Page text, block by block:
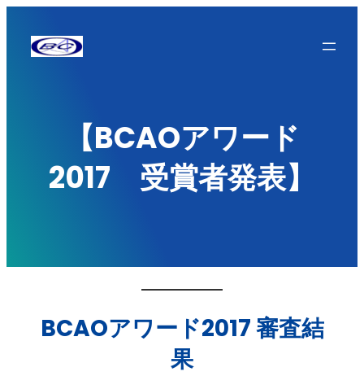
【BCAOアワード
2017 受賞者発表】
BCAOアワード2017 審査結
果